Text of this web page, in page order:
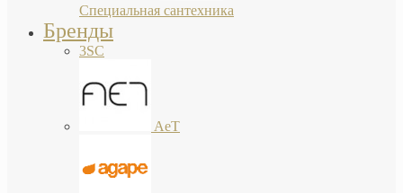
Специальная сантехника
Бренды
3SC
AeT